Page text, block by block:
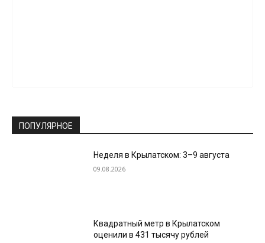
ПОПУЛЯРНОЕ
Неделя в Крылатском: 3–9 августа
09.08.2026
Квадратный метр в Крылатском
оценили в 431 тысячу рублей